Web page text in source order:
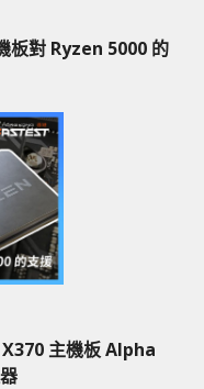
板對 Ryzen 5000 的
主機板 Alpha